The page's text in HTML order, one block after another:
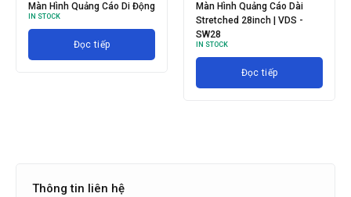
Màn Hình Quảng Cáo Di Động
IN STOCK
Đọc tiếp
Màn Hình Quảng Cáo Dài
Stretched 28inch | VDS -
SW28
IN STOCK
Đọc tiếp
Thông tin liên hệ